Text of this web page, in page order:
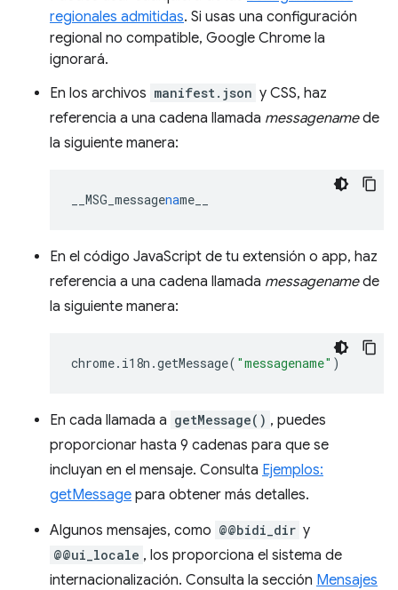
regionales admitidas. Si usas una configuración
regional no compatible, Google Chrome la
ignorará.
En los archivos manifest.json y CSS, haz
referencia a una cadena llamada messagenamede
la siguiente manera:
__MSG_messagename__
En el código JavaScript de tu extensión o app, haz
referencia a una cadena llamada messagenamede
la siguiente manera:
chrome. i18n .getMessage( "messagename" )
En cada llamada a getMessage() , puedes
proporcionar hasta 9 cadenas para que se
incluyan en el mensaje. Consulta Ejemplos:
getMessage para obtener más detalles.
Algunos mensajes, como @@bidi_dir y
@@ui_locale , los proporciona el sistema de
internacionalización. Consulta la sección Mensajes